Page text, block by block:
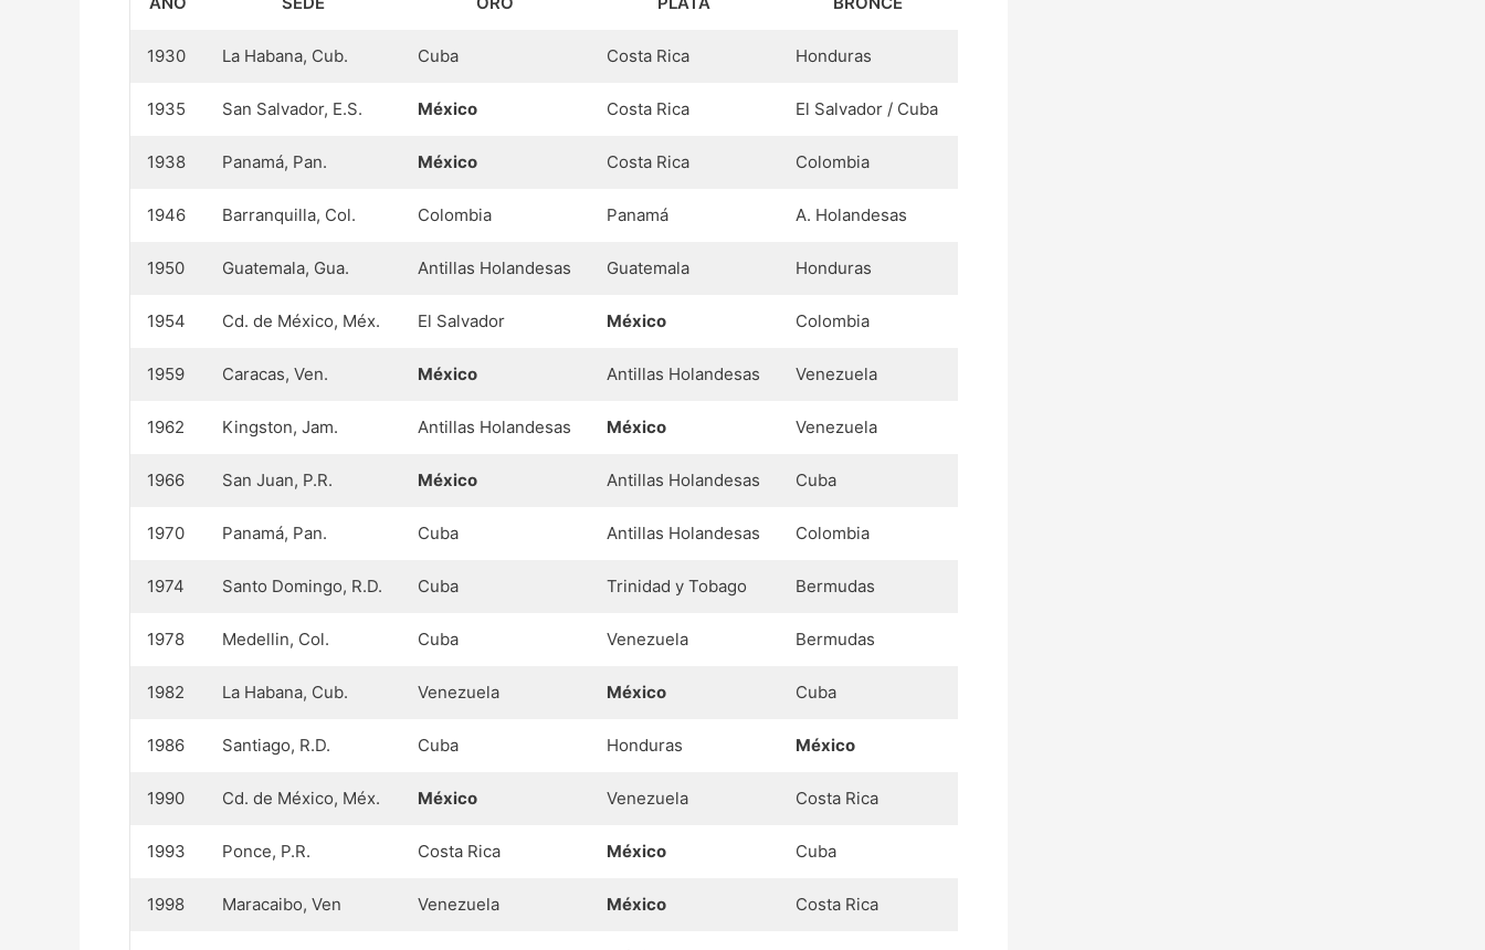
1930 La Habana, Cub. Cuba Costa Rica Honduras
1935 San Salvador, E.S. México Costa Rica El Salvador / Cuba
1938 Panamá, Pan. México Costa Rica Colombia
1946 Barranquilla, Col. Colombia Panamá A. Holandesas
1950 Guatemala, Gua. Antillas Holandesas Guatemala Honduras
1954 Cd. de México, Méx. El Salvador México Colombia
1959 Caracas, Ven. México Antillas Holandesas Venezuela
1962 Kingston, Jam. Antillas Holandesas México Venezuela
1966 San Juan, P.R. México Antillas Holandesas Cuba
1970 Panamá, Pan. Cuba Antillas Holandesas Colombia
1974 Santo Domingo, R.D. Cuba Trinidad y Tobago Bermudas
1978 Medellin, Col. Cuba Venezuela Bermudas
1982 La Habana, Cub. Venezuela México Cuba
1986 Santiago, R.D. Cuba Honduras México
1990 Cd. de México, Méx. México Venezuela Costa Rica
1993 Ponce, P.R. Costa Rica México Cuba
1998 Maracaibo, Ven Venezuela México Costa Rica